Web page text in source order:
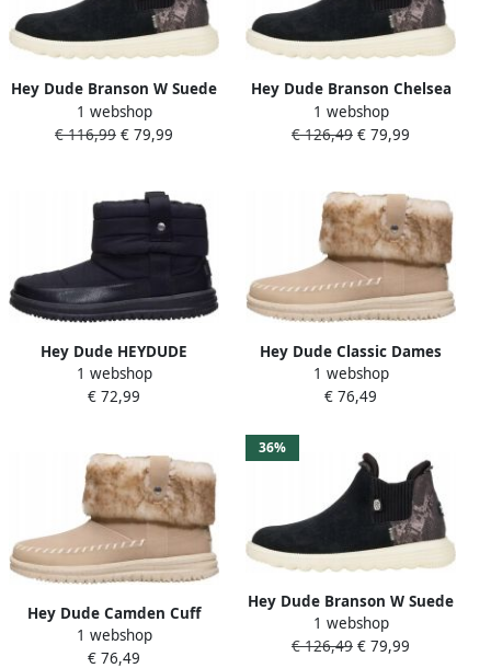
Hey Dude Branson W Suede
Novelty Chelsea
Enkellaarzen Zwart Slang
1 webshop
€ 116,99 € 79,99
Hey Dude Branson Chelsea
Laarzen Zwart Slang Suède
Dames
1 webshop
€ 126,49 € 79,99
Hey Dude HEYDUDE
Camden Cuff Nylon Quilt
Dames Laarzen
Lichtgewicht
1 webshop
€ 72,99
Hey Dude Classic Dames
Boot Blush Flex & Fold Easy-
on
1 webshop
€ 76,49
Hey Dude Camden Cuff
Classic Cozy Dames Boots
Synthetische Vacht Flex &
1 webshop
€ 76,49
36%
Hey Dude Branson W Suede
Novelty Chelsea Laarzen
Zwart Slangenprint
1 webshop
€ 126,49 € 79,99